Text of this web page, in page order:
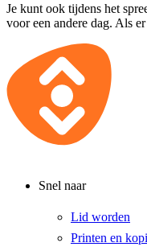
Je kunt ook tijdens het
voor een andere dag. Als
Snel naar
Lid worden
Printen en